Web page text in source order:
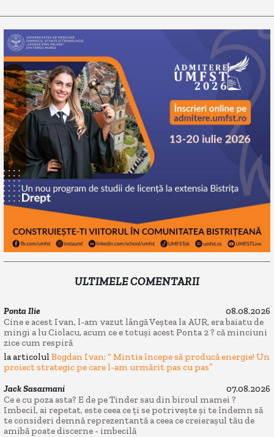
ULTIMELE COMENTARII
Ponta Ilie
08.08.2026
Cine e acest Ivan, l-am vazut lângă Veștea la AUR, era baiatu de
mingi a lu Ciolacu, acum ce e totuși acest Ponta 2 ? că minciuni
zice cum respiră
la articolul Bogdan Ivan: “ Mintia începe să producă energie! Un
proiect strategic pe care l-am urmărit pas cu pas”
Jack Sasarmani
07.08.2026
Ce e cu poza asta? E de pe Tinder sau din biroul mamei ?
Imbecil, ai repetat, este ceea ce ți se potrivește și te îndemn să
te consideri demnă reprezentantă a ceea ce creierașul tău de
amibă poate discerne - imbecilă